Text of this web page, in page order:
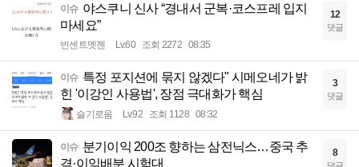
이슈 야스쿠니 신사 “경내서 군복·코스프레 입지
마세요”
빈센트멧젠 Lv.60 조회 2272 08:35
12
댓글
이슈 특정 포지션에 묶지 않겠다" 시메오네가 밝
힌 '이강인 사용법', 장점 극대화가 핵심
슬기로움 Lv.92 조회 1128 08:32
3
댓글
이슈 분기이익 200조 향하는 삼전닉스…중국 추
격·이익배분 시험대
8